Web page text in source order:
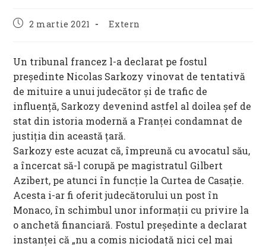
Post2 martie 2021
Post
Extern
Un tribunal francez l-a declarat pe fostul
președinte Nicolas Sarkozy vinovat de tentativă
de mituire a unui judecător și de trafic de
influență, Sarkozy devenind astfel al doilea șef de
stat din istoria modernă a Franței condamnat de
justiția din această țară.
Sarkozy este acuzat că, împreună cu avocatul său,
a încercat să-l corupă pe magistratul Gilbert
Azibert, pe atunci în funcţie la Curtea de Casaţie.
Acesta i-ar fi oferit judecătorului un post în
Monaco, în schimbul unor informaţii cu privire la
o anchetă financiară. Fostul preşedinte a declarat
instanţei că „nu a comis niciodată nici cel mai